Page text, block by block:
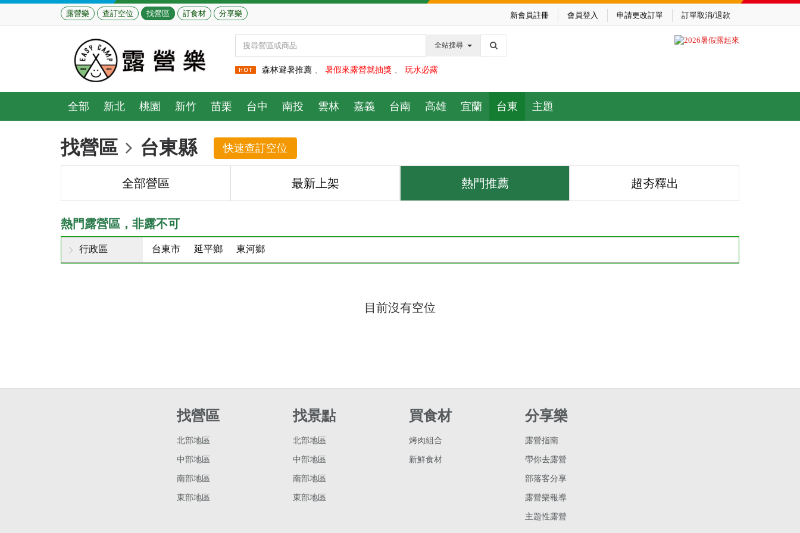
露營樂 查訂空位 找營區 訂食材 分享樂 新會員註冊 會員登入 申請更改訂單 訂單取消/退款
全站搜尋
森林避暑推薦 、 暑假來露營就抽獎、 玩水必露
全部 新北 桃園 新竹 苗栗 台中 南投 雲林 嘉義 台南 高雄 宜蘭 台東 主題
找營區 台東縣 快速查訂空位
全部營區 最新上架 熱門推薦 超夯釋出
熱門露營區，非露不可
行政區 台東市 延平鄉 東河鄉
目前沒有空位
找營區
北部地區
中部地區
南部地區
東部地區
找景點
北部地區
中部地區
南部地區
東部地區
買食材
烤肉組合
新鮮食材
分享樂
露營指南
帶你去露營
部落客分享
露營樂報導
主題性露營